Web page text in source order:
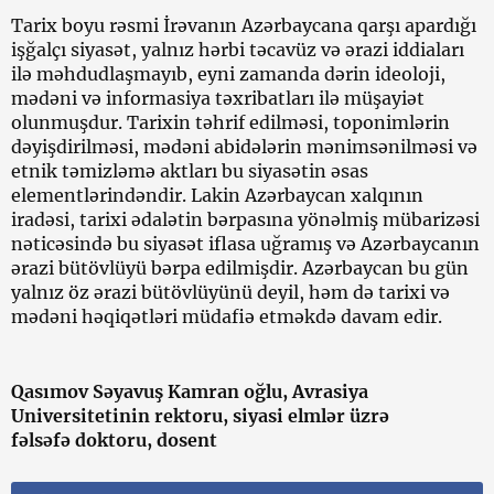
Tarix boyu rəsmi İrəvanın Azərbaycana qarşı apardığı
işğalçı siyasət, yalnız hərbi təcavüz və ərazi iddiaları
ilə məhdudlaşmayıb, eyni zamanda dərin ideoloji,
mədəni və informasiya təxribatları ilə müşayiət
olunmuşdur. Tarixin təhrif edilməsi, toponimlərin
dəyişdirilməsi, mədəni abidələrin mənimsənilməsi və
etnik təmizləmə aktları bu siyasətin əsas
elementlərindəndir. Lakin Azərbaycan xalqının
iradəsi, tarixi ədalətin bərpasına yönəlmiş mübarizəsi
nəticəsində bu siyasət iflasa uğramış və Azərbaycanın
ərazi bütövlüyü bərpa edilmişdir. Azərbaycan bu gün
yalnız öz ərazi bütövlüyünü deyil, həm də tarixi və
mədəni həqiqətləri müdafiə etməkdə davam edir.
Qasımov Səyavuş Kamran oğlu, Avrasiya
Universitetinin rektoru, siyasi elmlər üzrə
fəlsəfə doktoru, dosent